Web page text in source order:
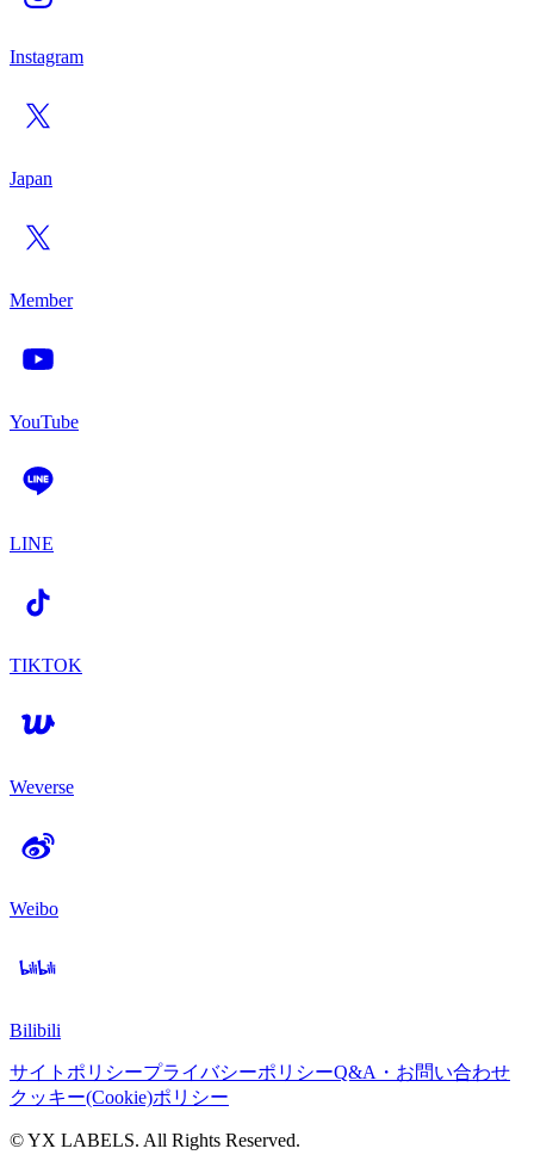
Instagram
Japan
Member
YouTube
LINE
TIKTOK
Weverse
Weibo
Bilibili
サイトポリシープライバシーポリシーQ&A・お問い合わせ
クッキー(Cookie)ポリシー
© YX LABELS. All Rights Reserved.